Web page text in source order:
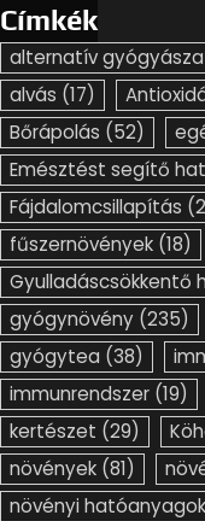
Címkék
alternatív
alvás (17)
Bőrápolás (52)
Emésztést segítő
Fájdalomcsillapítás
fűszernövények (18)
Gyulladáscsökkentő
gyógynövény (235)
gyógytea (38)
immunrendszer (19)
kertészet (29)
növények (81)
növényi hatóanyagok